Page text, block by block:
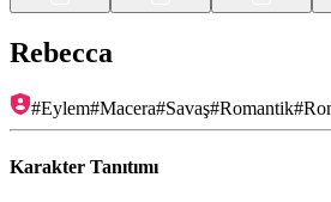
Rebecca
#Eylem#Macera#Savaş#Romantik#
Karakter Tanıtımı